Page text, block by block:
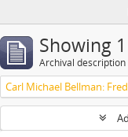
Showing
Archival description